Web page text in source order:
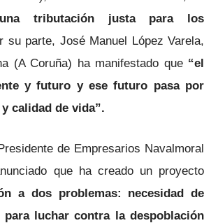
tributación justa para los
su parte, José Manuel López Varela,
(A Coruña) ha manifestado que “el
y futuro y ese futuro pasa por
calidad de vida”.
de Empresarios Navalmoral
que ha creado un proyecto
a dos problemas: necesidad de
luchar contra la despoblación